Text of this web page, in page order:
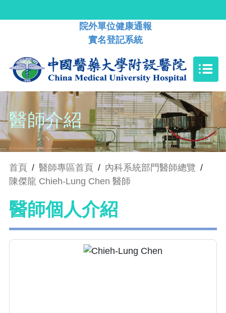
院外單位健康通報
實名登記系統
醫師介紹
首頁 / 醫師專區首頁 / 內科系統部門醫師總覽 /
陳傑龍 Chieh-Lung Chen 醫師
醫師個人介紹